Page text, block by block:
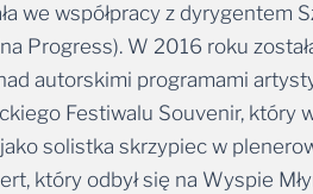
we współpracy z dyrygentem
Progress). W 2016 roku
autorskimi programami
Festiwalu Souvenir,
solistka skrzypiec w
który odbył się na Wyspie